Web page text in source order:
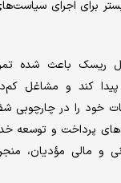
برای اجرای
ریسک باعث شده
کند و مشاغل
خود را در چارچوبی
پرداخت و توسعه
و مالی مؤدیان،